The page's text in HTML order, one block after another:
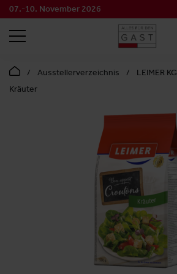
07.-10. November 2026
Ausstellerverzeichnis LEIMER KG
Kräuter